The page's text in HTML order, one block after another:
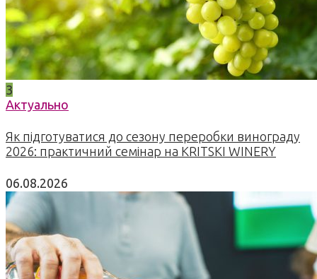
3
Актуально
Як підготуватися до сезону переробки винограду
2026: практичний семінар на KRITSKI WINERY
06.08.2026